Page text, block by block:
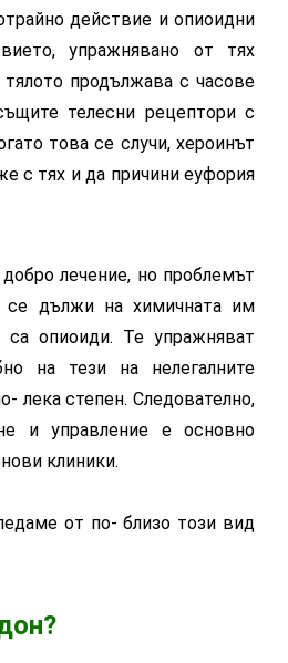
действие и опиоидни
упражнявано от тях
продължава с часове
телесни рецептори с
това се случи, хероинът
с тях и да причини еуфория
лечение, но проблемът
се дължи на химичната им
опиоиди. Те упражняват
на тези на нелегалните
лека степен. Следователно,
и управление е основно
клиники.
от по- близо този вид